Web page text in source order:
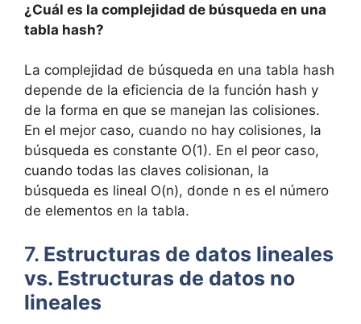
¿Cuál es la complejidad de búsqueda en una
tabla hash?
La complejidad de búsqueda en una tabla hash
depende de la eficiencia de la función hash y
de la forma en que se manejan las colisiones.
En el mejor caso, cuando no hay colisiones, la
búsqueda es constante O(1). En el peor caso,
cuando todas las claves colisionan, la
búsqueda es lineal O(n), donde n es el número
de elementos en la tabla.
7. Estructuras de datos lineales
vs. Estructuras de datos no
lineales